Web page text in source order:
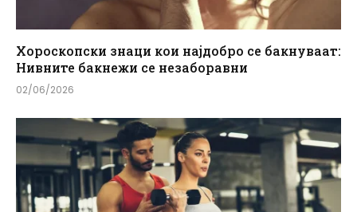
Хороскопски знаци кои најдобро се бакнуваат:
Нивните бакнежи се незаборавни
02/06/2026